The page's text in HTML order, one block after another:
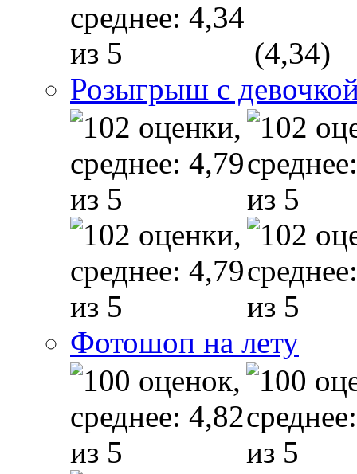
(4,34)
Розыгрыш с
Фотошоп на лету